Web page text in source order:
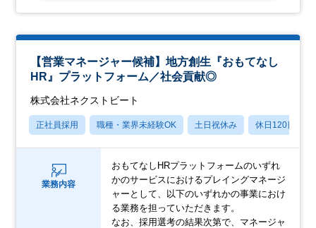
【営業マネージャー候補】地方創生『おもてなし
HR』プラットフォーム／社会貢献◎
株式会社ネクストビート
正社員採用 職種・業界未経験OK 土日祝休み 休日120日以上
業務内容
おもてなしHRプラットフォームのいずれ
かのサービスにおけるプレイングマネージ
ャーとして、以下のいずれかの事業におけ
る業務を担っていただきます。
なお、採用選考の結果次第で、マネージャ